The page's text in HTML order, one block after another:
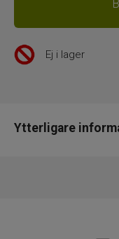
Ej i lager
Ytterligare